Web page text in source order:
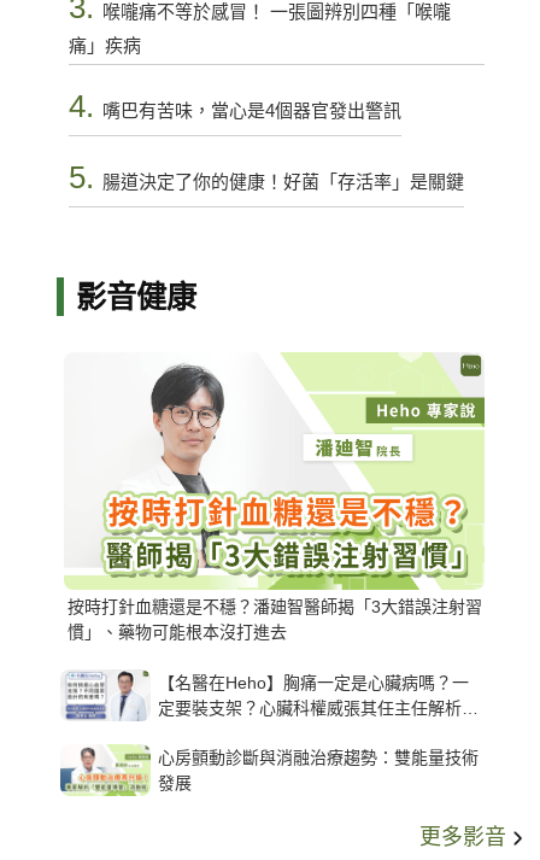
喉嚨痛不等於感冒！ 一張圖辨別四種「喉嚨
痛」疾病
4. 嘴巴有苦味，當心是4個器官發出警訊
5. 腸道決定了你的健康！好菌「存活率」是關鍵
影音健康
按時打針血糖還是不穩？潘廸智醫師揭「3大錯誤注射習
慣」、藥物可能根本沒打進去
【名醫在Heho】胸痛一定是心臟病嗎？一
定要裝支架？心臟科權威張其任主任解析支
心房顫動診斷與消融治療趨勢：雙能量技術
發展
更多影音